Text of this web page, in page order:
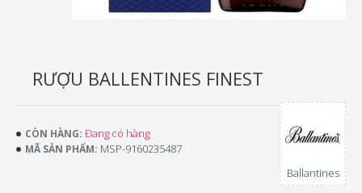
RƯỢU BALLENTINES FINEST
CÒN HÀNG: Đang có hàng
MÃ SẢN PHẨM: MSP-9160235487
Ballantines